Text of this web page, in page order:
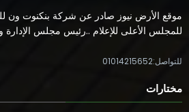
موقع الأرض نيوز صادر عن شركة بنكنوت ون
للمجلس الأعلى للإعلام ..رئيس مجلس
للتواصل:01014215652
مختارات